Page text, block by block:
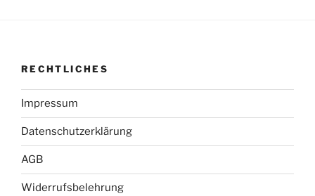
RECHTLICHES
Impressum
Datenschutzerklärung
AGB
Widerrufsbelehrung